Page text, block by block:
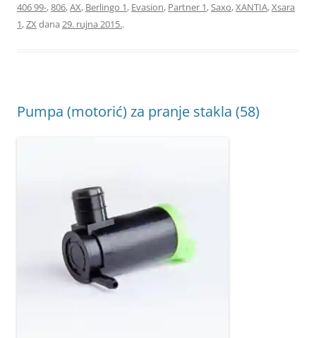
406 99-,806,AX, Berlingo 1, Evasion, Partner 1,Saxo,XANTIA,Xsara
1,ZX dana 29. rujna 2015..
Pumpa (motorić) za pranje stakla (58)